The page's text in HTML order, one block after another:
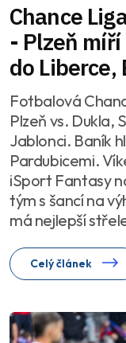
Chance
- Plzeň
do Liberce,
Fotbalová
Plzeň vs. Dukla,
Jablonci. Baník
Pardubicemi.
iSport Fantasy
tým s šancí na
má nejlepší
Celý článek